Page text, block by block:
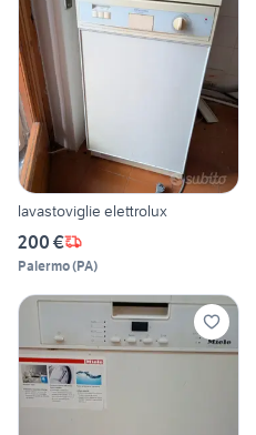
lavastoviglie elettrolux
200 €
Palermo(PA)